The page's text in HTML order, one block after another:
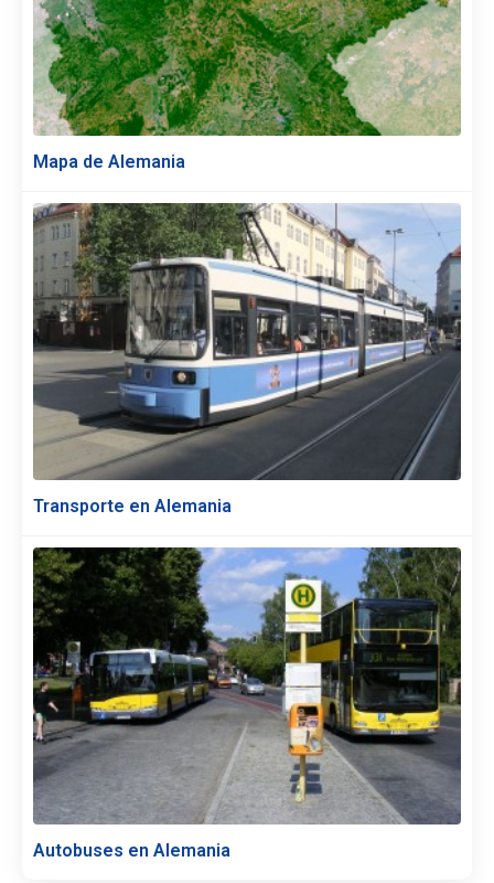
Mapa de Alemania
Transporte en Alemania
Autobuses en Alemania